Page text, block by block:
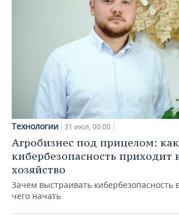
Технологии 31 июл, 00:00
Агробизнес под прицелом: как
кибербезопасность приходит
хозяйство
Зачем выстраивать кибербезопасность
чего начать